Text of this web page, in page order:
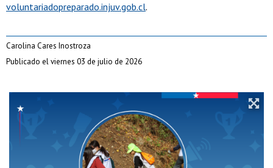
voluntariadopreparado.injuv.gob.cl.
Carolina Cares Inostroza
Publicado el viernes 03 de julio de 2026